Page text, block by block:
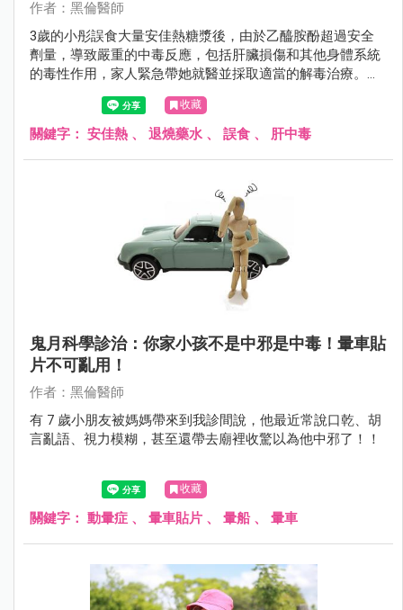
作者：黑倫醫師
3歲的小彤誤食大量安佳熱糖漿後，由於乙醯胺酚超過安全
劑量，導致嚴重的中毒反應，包括肝臟損傷和其他身體系統
的毒性作用，家人緊急帶她就醫並採取適當的解毒治療。家
中的藥品應該存放在孩子無法觸及的地方，以避免類似事件
收藏
關鍵字： 安佳熱 、 退燒藥水 、 誤食 、 肝中毒
鬼月科學診治：你家小孩不是中邪是中毒！暈車貼
片不可亂用！
作者：黑倫醫師
有 7 歲小朋友被媽媽帶來到我診間說，他最近常說口乾、胡
言亂語、視力模糊，甚至還帶去廟裡收驚以為他中邪了！！
收藏
關鍵字： 動暈症 、 暈車貼片 、 暈船、 暈車